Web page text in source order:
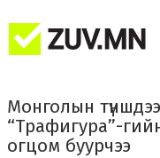
Монголын
“Трафигура”-
огцом буурчээ